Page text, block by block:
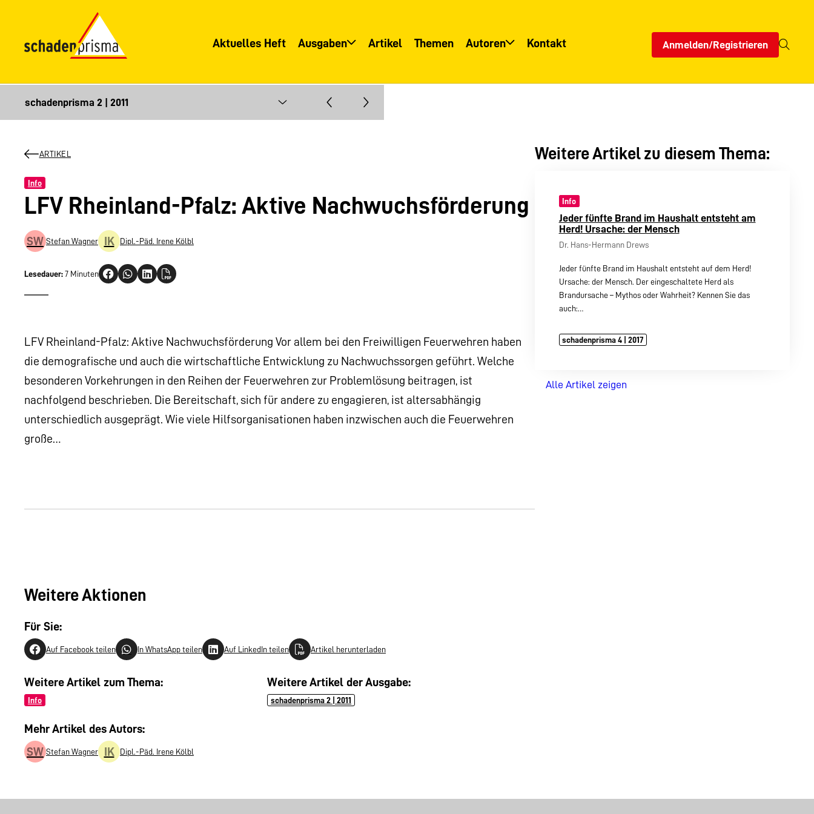
Aktuelles Heft Ausgaben
Informationsservice
Artikel Themen Autoren Kontakt Anmelden/Registrieren
ARTIKEL
Info
LFV Rheinland-Pfalz: Aktive Nachwuchsförderung
SW Stefan Wagner IK Dipl.-Päd. Irene Kölbl
Lesedauer: 7 Minuten
LFV Rheinland-Pfalz: Aktive Nachwuchsförderung Vor allem bei den Freiwilligen Feuerwehren haben
die demografische und auch die wirtschaftliche Entwicklung zu Nachwuchssorgen geführt. Welche
besonderen Vorkehrungen in den Reihen der Feuerwehren zur Problemlösung beitragen, ist
nachfolgend beschrieben. Die Bereitschaft, sich für andere zu engagieren, ist altersabhängig
unterschiedlich ausgeprägt. Wie viele Hilfsorganisationen haben inzwischen auch die Feuerwehren
große…
Weitere Aktionen
Für Sie:
Auf Facebook teilen In WhatsApp teilen Auf LinkedIn teilen Artikel herunterladen
Weitere Artikel zum Thema:
Info
Weitere Artikel der Ausgabe:
schadenprisma 2 | 2011
Mehr Artikel des Autors:
SW Stefan Wagner IK Dipl.-Päd. Irene Kölbl
Weitere Artikel zu diesem Thema:
Info
Jeder fünfte Brand im Haushalt entsteht am
Herd! Ursache: der Mensch
Dr. Hans-Hermann Drews
Jeder fünfte Brand im Haushalt entsteht auf dem Herd!
Ursache: der Mensch. Der eingeschaltete Herd als
Brandursache – Mythos oder Wahrheit? Kennen Sie das
auch:…
schadenprisma 4 | 2017
Alle Artikel zeigen